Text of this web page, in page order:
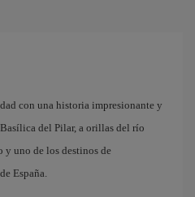
con una historia impresionante y
del Pilar, a orillas del río
y uno de los destinos de
España.